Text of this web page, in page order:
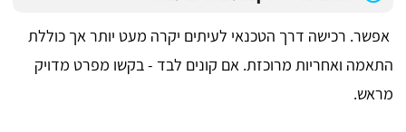
אפשר. רכישה דרך הטכנאי לעיתים יקרה מעט יותר אך כוללת
התאמה ואחריות מרוכזת. אם קונים לבד - בקשו מפרט מדויק
מראש.